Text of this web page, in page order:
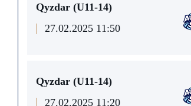
Qyzdar (U11-14)
27.02.2025 11:50
Qyzdar (U11-14)
27.02.2025 11:20